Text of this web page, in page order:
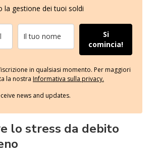
la gestione dei tuoi soldi
Si
comincia!
in qualsiasi momento. Per maggiori
la nostra Informativa sulla privacy.
news and updates.
lo stress da debito